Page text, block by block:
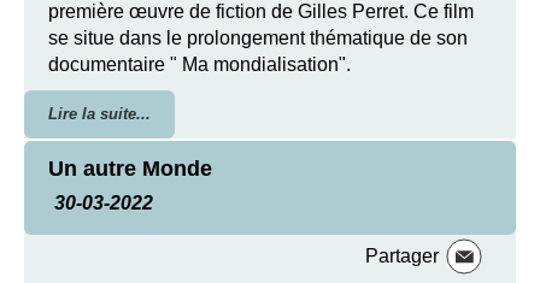
première œuvre de fiction de Gilles Perret. Ce film
se situe dans le prolongement thématique de son
documentaire " Ma mondialisation".
Lire la suite...
Un autre Monde
30-03-2022
Partager